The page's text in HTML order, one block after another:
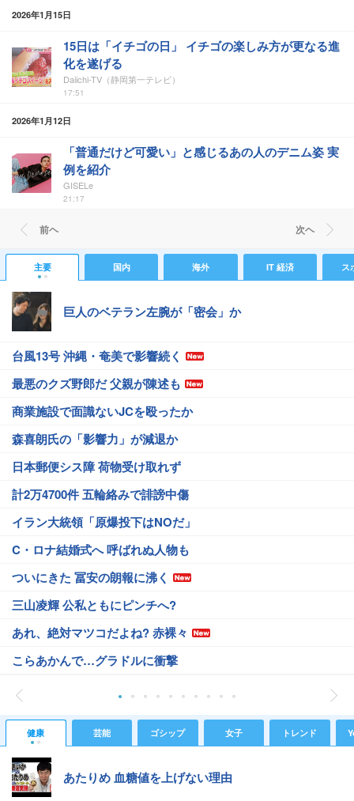
2026年1月15日
15日は「イチゴの日」 イチゴの楽しみ方が更なる進
化を遂げる
Daiichi-TV（静岡第一テレビ）
17:51
2026年1月12日
「普通だけど可愛い」と感じるあの人のデニム姿 実
例を紹介
GISELe
21:17
前ヘ 次ヘ
主要 国内 海外 IT 経済 ス
巨人のベテラン左腕が「密会」か
台風13号 沖縄・奄美で影響続く
最悪のクズ野郎だ 父親が陳述も
商業施設で面識ないJCを殴ったか
森喜朗氏の「影響力」が減退か
日本郵便シス障 荷物受け取れず
計2万4700件 五輪絡みで誹謗中傷
イラン大統領「原爆投下はNOだ」
C・ロナ結婚式へ 呼ばれぬ人物も
ついにきた 冨安の朗報に沸く
三山凌輝 公私ともにピンチへ?
あれ、絶対マツコだよね? 赤裸々
こらあかんで…グラドルに衝撃
健康 芸能 ゴシップ 女子 トレンド
あたりめ 血糖値を上げない理由